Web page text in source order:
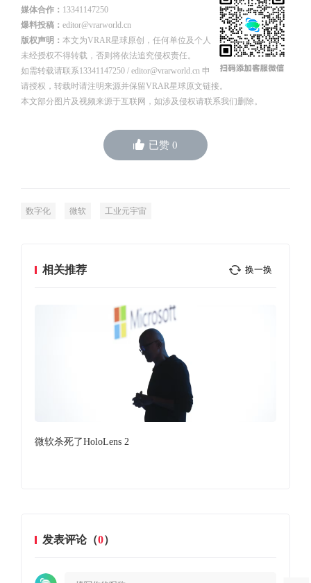
媒体合作： 13341147250
爆料投稿： editor@vrarworld.cn
版权声明： 本文为VRAR星球原创，任何单位及个人
未经授权不得转载，否则将依法追究侵权责任。
如需转载请联系13341147250 / editor@vrarworld.cn 申
请授权，转载时请注明来源并保留VRAR星球原文链接。
本文部分图片及视频来源于互联网，如涉及侵权请联系我们删除。
已赞 0
数字化 微软 工业元宇宙
相关推荐 换一换
微软杀死了HoloLens 2
发表评论（0）